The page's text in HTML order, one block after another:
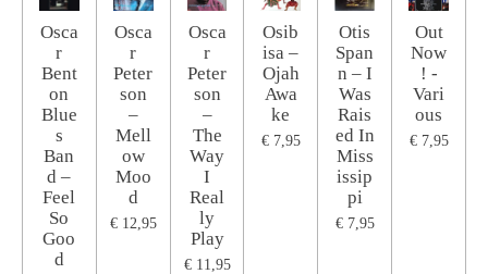
Osca
r
Bent
on
Blue
s
Ban
d ‎–
Feel
So
Goo
d
Osca
r
Peter
son
‎–
Mell
ow
Moo
d
€ 12,95
Osca
r
Peter
son
‎–
The
Way
I
Real
ly
Play
€ 11,95
Osib
isa ‎–
Ojah
Awa
ke
€ 7,95
Otis
Span
n ‎– I
Was
Rais
ed In
Miss
issip
pi
€ 7,95
Out
Now
! -
Vari
ous
€ 7,95